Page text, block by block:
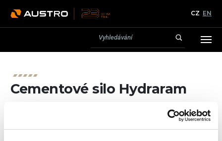
CZ EN
Cementové silo Hydraram
Ke všem u nás pořízeným stavební strojů poskytujeme